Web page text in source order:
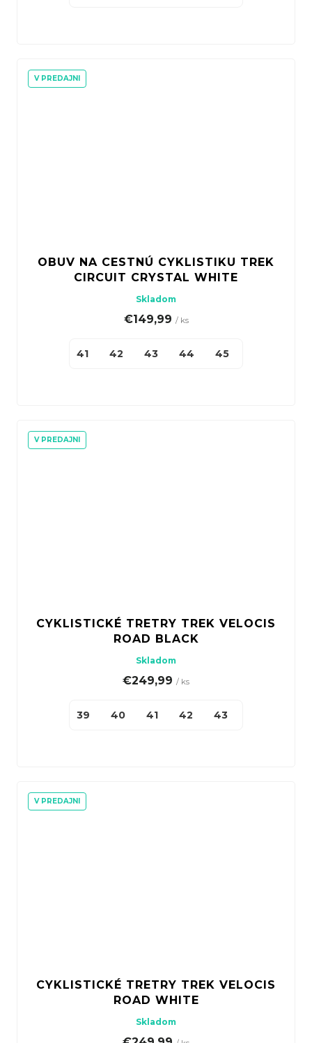
V PREDAJNI
OBUV NA CESTNÚ CYKLISTIKU TREK
CIRCUIT CRYSTAL WHITE
Skladom
€149,99 / ks
41 42 43 44 45
V PREDAJNI
CYKLISTICKÉ TRETRY TREK VELOCIS
ROAD BLACK
Skladom
€249,99 / ks
39 40 41 42 43
V PREDAJNI
CYKLISTICKÉ TRETRY TREK VELOCIS
ROAD WHITE
Skladom